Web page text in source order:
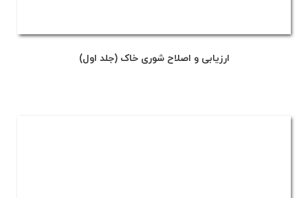
ارزیابی و اصلاح شوری خاک (جلد اول)